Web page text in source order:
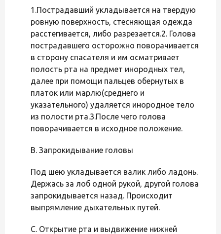
1.Пострадавший укладывается на твердую
ровную поверхность, стесняющая одежда
расстегивается, либо разрезается.2. Голова
пострадавшего осторожно поворачивается
в сторону спасателя и им осматривает
полость рта на предмет инородных тел,
далее при помощи пальцев обернутых в
платок или марлю(среднего и
указательного) удаляется инородное тело
из полости рта.3.После чего голова
поворачивается в исходное положение.
В. Запрокидывание головы
Под шею укладывается валик либо ладонь.
Держась за лоб одной рукой, другой голова
запрокидывается назад. Происходит
выпрямление дыхательных путей.
С. Открытие рта и выдвижение нижней